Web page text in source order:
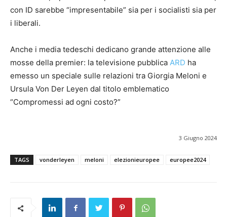
con ID sarebbe “impresentabile” sia per i socialisti sia per
i liberali.
Anche i media tedeschi dedicano grande attenzione alle
mosse della premier: la televisione pubblica ARD ha
emesso un speciale sulle relazioni tra Giorgia Meloni e
Ursula Von Der Leyen dal titolo emblematico
“Compromessi ad ogni costo?”
3 Giugno 2024
TAGS vonderleyen meloni elezionieuropee europee2024